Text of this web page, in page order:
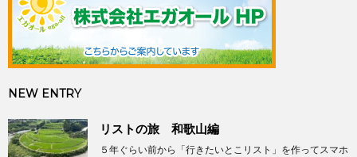
NEW ENTRY
リストの旅 和歌山編
５年ぐらい前から「行きたいとこリスト」を作ってスマホ